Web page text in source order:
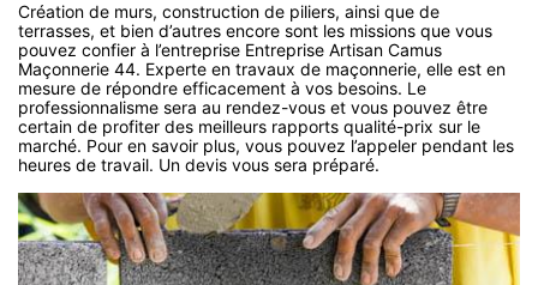
Création de murs, construction de piliers, ainsi que de
terrasses, et bien d’autres encore sont les missions que vous
pouvez confier à l’entreprise Entreprise Artisan Camus
Maçonnerie 44. Experte en travaux de maçonnerie, elle est en
mesure de répondre efficacement à vos besoins. Le
professionnalisme sera au rendez-vous et vous pouvez être
certain de profiter des meilleurs rapports qualité-prix sur le
marché. Pour en savoir plus, vous pouvez l’appeler pendant les
heures de travail. Un devis vous sera préparé.